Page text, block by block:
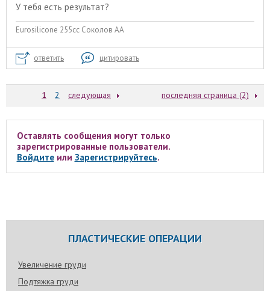
У тебя есть результат?
Eurosilicone 255cc Соколов АА
ответить цитировать
1 2 следующая последняя страница (2)
Оставлять сообщения могут только
зарегистрированные пользователи.
Войдитеили Зарегистрируйтесь.
ПЛАСТИЧЕСКИЕ ОПЕРАЦИИ
Увеличение груди
Подтяжка груди